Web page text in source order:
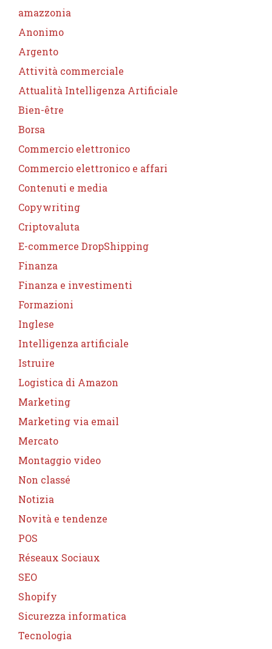
amazzonia
Anonimo
Argento
Attività commerciale
Attualità Intelligenza Artificiale
Bien-être
Borsa
Commercio elettronico
Commercio elettronico e affari
Contenuti e media
Copywriting
Criptovaluta
E-commerce DropShipping
Finanza
Finanza e investimenti
Formazioni
Inglese
Intelligenza artificiale
Istruire
Logistica di Amazon
Marketing
Marketing via email
Mercato
Montaggio video
Non classé
Notizia
Novità e tendenze
POS
Réseaux Sociaux
SEO
Shopify
Sicurezza informatica
Tecnologia